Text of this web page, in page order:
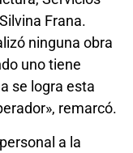
Frana.
ninguna obra
uno tiene
se logra esta
remarcó.
a la